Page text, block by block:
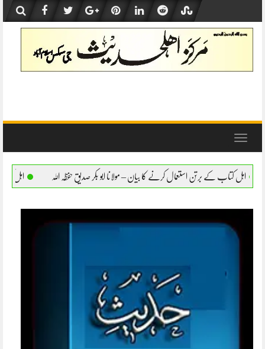
content
Toggle
کرنے کا بیان – مولانا ابو بکر صدیق حفظہ اللہ اہل کتاب کے برتن استعمال کرنے کا